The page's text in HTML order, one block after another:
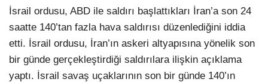
İsrail ordusu, ABD ile saldırı başlattıkları İran’a son 24
saatte 140’tan fazla hava saldırısı düzenlediğini iddia
etti. İsrail ordusu, İran’ın askeri altyapısına yönelik son
bir günde gerçekleştirdiği saldırılara ilişkin açıklama
yaptı. İsrail savaş uçaklarının son bir günde 140’ın